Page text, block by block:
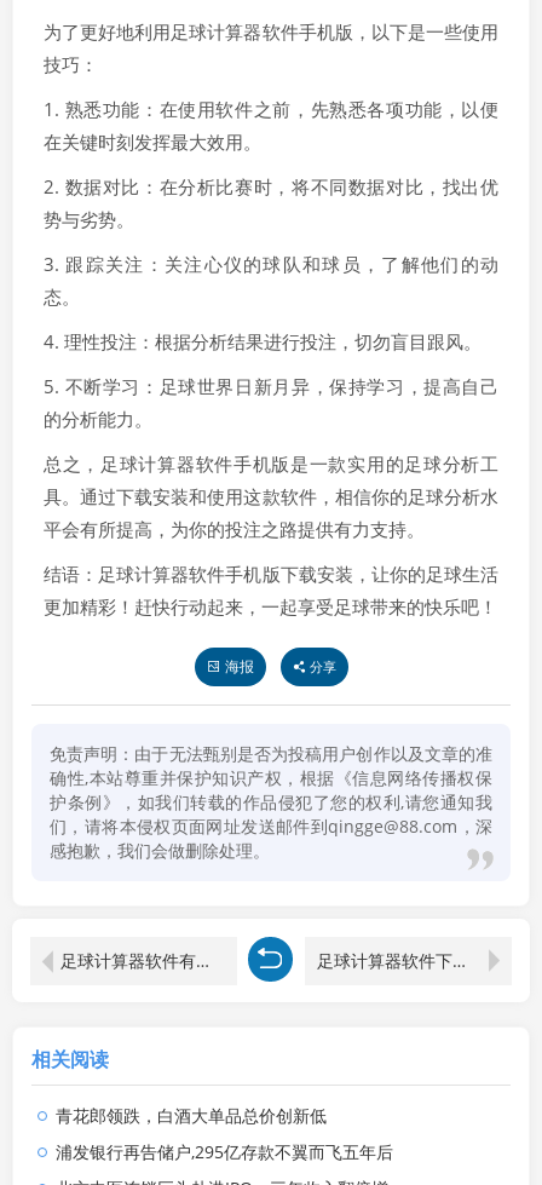
为了更好地利用足球计算器软件手机版，以下是一些使用
技巧：
1. 熟悉功能：在使用软件之前，先熟悉各项功能，以便
在关键时刻发挥最大效用。
2. 数据对比：在分析比赛时，将不同数据对比，找出优
势与劣势。
3. 跟踪关注：关注心仪的球队和球员，了解他们的动
态。
4. 理性投注：根据分析结果进行投注，切勿盲目跟风。
5. 不断学习：足球世界日新月异，保持学习，提高自己
的分析能力。
总之，足球计算器软件手机版是一款实用的足球分析工
具。通过下载安装和使用这款软件，相信你的足球分析水
平会有所提高，为你的投注之路提供有力支持。
结语：足球计算器软件手机版下载安装，让你的足球生活
更加精彩！赶快行动起来，一起享受足球带来的快乐吧！
海报 分享
免责声明：由于无法甄别是否为投稿用户创作以及文章的准
确性,本站尊重并保护知识产权，根据《信息网络传播权保
护条例》，如我们转载的作品侵犯了您的权利,请您通知我
们，请将本侵权页面网址发送邮件到qingge@88.com，深
感抱歉，我们会做删除处理。
足球计算器软件有哪些好用 足球计算器软件下载手机版免费
相关阅读
青花郎领跌，白酒大单品总价创新低
浦发银行再告储户,295亿存款不翼而飞五年后